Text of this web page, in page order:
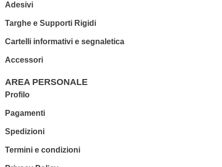
Adesivi
Targhe e Supporti Rigidi
Cartelli informativi e segnaletica
Accessori
AREA PERSONALE
Profilo
Pagamenti
Spedizioni
Termini e condizioni